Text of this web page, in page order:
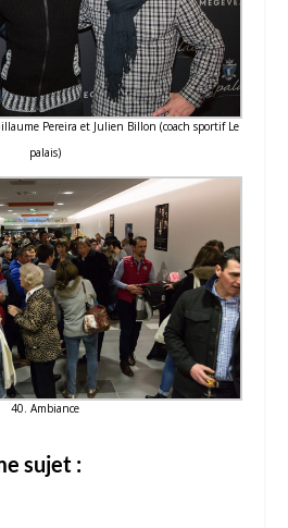
Pereira et Julien Billon (coach sportif Le
palais)
40. Ambiance
sujet :